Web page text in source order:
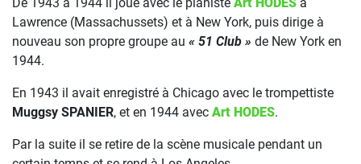
Lawrence (Massachussets) et à New York, puis dirige à
nouveau son propre groupe au « 51 Club » de New York en
1944.
En 1943 il avait enregistré à Chicago avec le trompettiste
Muggsy SPANIER, et en 1944 avec Art HODES.
Par la suite il se retire de la scène musicale pendant un